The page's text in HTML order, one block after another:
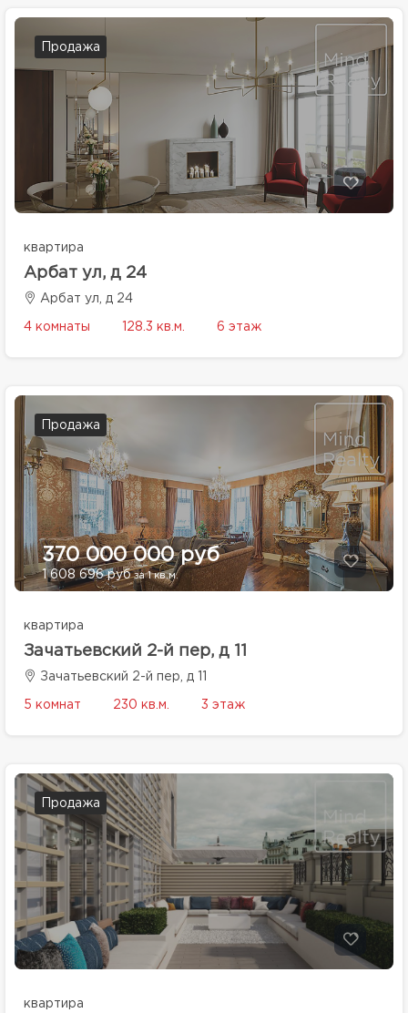
Продажа
квартира
Арбат ул, д 24
Арбат ул, д 24
4 комнаты 128.3 кв.м. 6 этаж
Продажа
370 000 000 руб
1 608 696 рубза 1 кв.м.
квартира
Зачатьевский 2-й пер, д 11
Зачатьевский 2-й пер, д 11
5 комнат 230 кв.м. 3 этаж
Продажа
квартира